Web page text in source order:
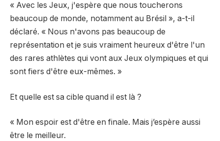
« Avec les Jeux, j'espère que nous toucherons
beaucoup de monde, notamment au Brésil », a-t-il
déclaré. « Nous n'avons pas beaucoup de
représentation et je suis vraiment heureux d'être l'un
des rares athlètes qui vont aux Jeux olympiques et qui
sont fiers d'être eux-mêmes. »
Et quelle est sa cible quand il est là ?
« Mon espoir est d'être en finale. Mais j’espère aussi
être le meilleur.